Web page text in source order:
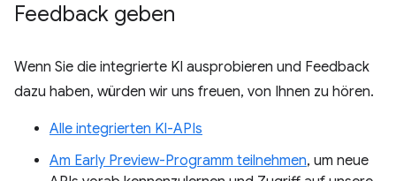
Feedback geben
Wenn Sie die integrierte KI ausprobieren und Feedback
dazu haben, würden wir uns freuen, von Ihnen zu hören.
Alle integrierten KI-APIs
Am Early Preview-Programm teilnehmen, um neue